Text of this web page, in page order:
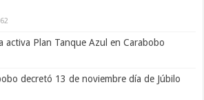
activa Plan Tanque Azul en Carabobo
decretó 13 de noviembre día de Júbilo